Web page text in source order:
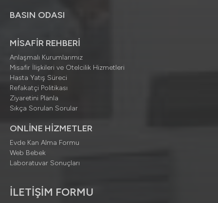
BASIN ODASI
MİSAFİR REHBERİ
Anlaşmalı Kurumlarımız
Misafir İlişkileri ve Otelcilik Hizmetleri
Hasta Yatış Süreci
Refakatçi Politikası
Ziyaretini Planla
Sıkça Sorulan Sorular
ONLİNE HİZMETLER
Evde Kan Alma Formu
Web Bebek
Laboratuvar Sonuçları
İLETİŞİM FORMU